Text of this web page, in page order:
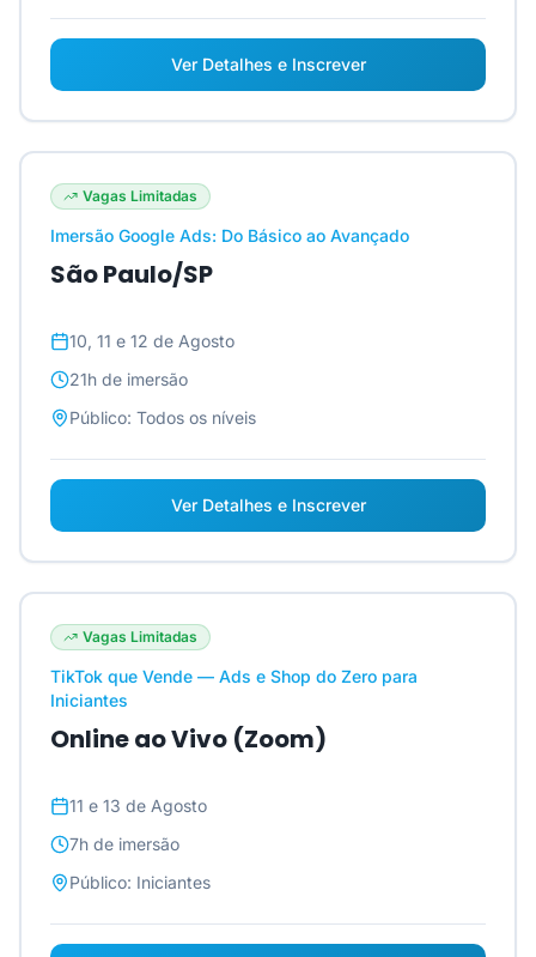
Ver Detalhes e Inscrever
Vagas Limitadas
Imersão Google Ads: Do Básico ao Avançado
São Paulo/SP
10, 11 e 12 de Agosto
21h de imersão
Público: Todos os níveis
Ver Detalhes e Inscrever
Vagas Limitadas
TikTok que Vende — Ads e Shop do Zero para
Iniciantes
Online ao Vivo (Zoom)
11 e 13 de Agosto
7h de imersão
Público: Iniciantes